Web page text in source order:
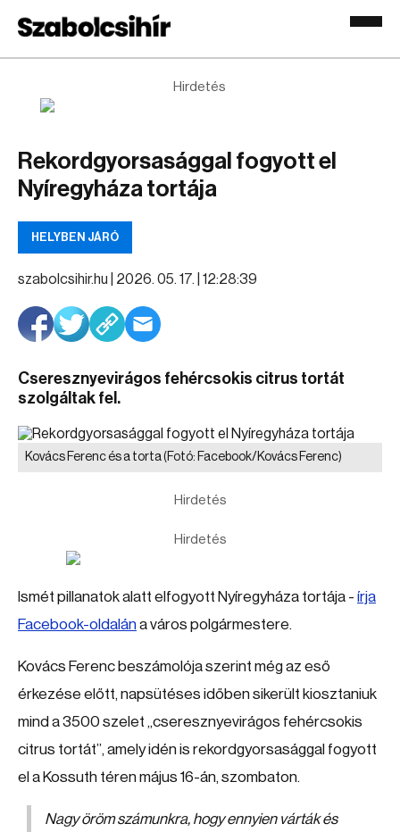
Hirdetés
Rekordgyorsasággal fogyott el
Nyíregyháza tortája
HELYBEN JÁRÓ
szabolcsihir.hu | 2026. 05. 17. | 12:28:39
Cseresznyevirágos fehércsokis citrus tortát
szolgáltak fel.
Kovács Ferenc és a torta(Fotó: Facebook/Kovács Ferenc)
Hirdetés
Hirdetés
Ismét pillanatok alatt elfogyott Nyíregyháza tortája - írja
Facebook-oldalána város polgármestere.
Kovács Ferenc beszámolója szerint még az eső
érkezése előtt, napsütéses időben sikerült kiosztaniuk
mind a 3500 szelet „cseresznyevirágos fehércsokis
citrus tortát”, amely idén is rekordgyorsasággal fogyott
el a Kossuth téren május 16-án, szombaton.
Nagy öröm számunkra, hogy ennyien várták és